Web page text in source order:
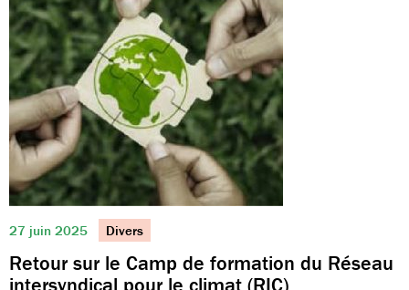
27 juin 2025 Divers
Retour sur le Camp de formation du Réseau
intersyndical pour le climat (RIC)